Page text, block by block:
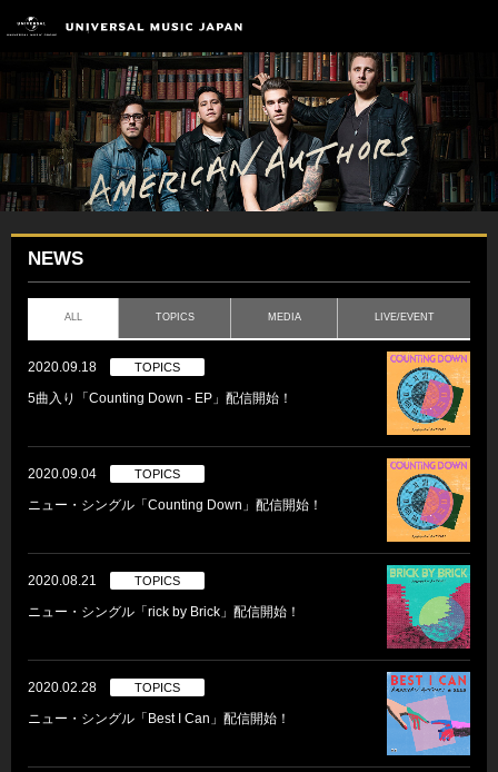
NEWS
ALL TOPICS MEDIA LIVE/EVENT
2020.09.18 TOPICS
5曲入り「Counting Down - EP」配信開始！
2020.09.04 TOPICS
ニュー・シングル「Counting Down」配信開始！
2020.08.21 TOPICS
ニュー・シングル「rick by Brick」配信開始！
2020.02.28 TOPICS
ニュー・シングル「Best I Can」配信開始！